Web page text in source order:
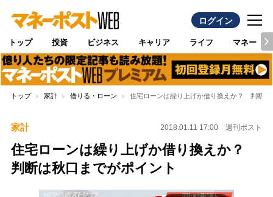
ログイン
トップ 投資 ビジネス キャリア ライフ マネー
トップ 家計 借りる・ローン 住宅ローンは繰り上げか借り換えか？ 判断は
家計 2018.01.11 17:00 週刊ポスト
住宅ローンは繰り上げか借り換えか？
判断は秋口までがポイント